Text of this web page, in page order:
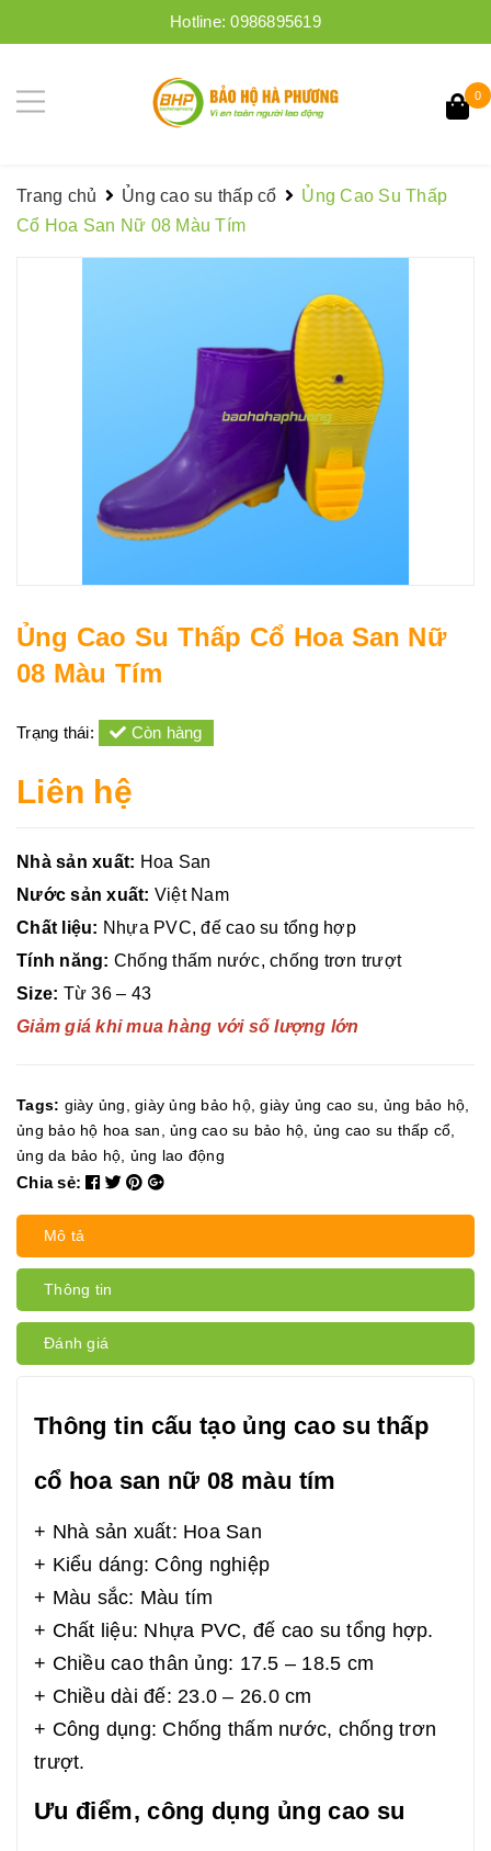
Hotline:0986895619
0
Trang chủ Ủng cao su thấp cổ
Ủng Cao Su Thấp
Cổ Hoa San Nữ 08 Màu Tím
Ủng Cao Su Thấp Cổ Hoa San Nữ
08 Màu Tím
Trạng thái: Còn hàng
Liên hệ
Nhà sản xuất: Hoa San
Nước sản xuất: Việt Nam
Chất liệu: Nhựa PVC, đế cao su tổng hợp
Tính năng: Chống thấm nước, chống trơn trượt
Size: Từ 36 – 43
Giảm giá khi mua hàng với số lượng lớn
Tags: giày ủng giày ủng bảo hộ,giày ủng cao su ủng bảo hộ
ủng bảo hộ hoa san
ủng cao su bảo hộ ủng cao su thấp cổ
ủng da bảo hộ ủng lao động
Chia sẻ:
Mô tả
Thông tin
Đánh giá
Thông tin cấu tạo ủng cao su thấp
cổ hoa san nữ 08 màu tím
+ Nhà sản xuất: Hoa San
+ Kiểu dáng: Công nghiệp
+ Màu sắc: Màu tím
+ Chất liệu: Nhựa PVC, đế cao su tổng hợp.
+ Chiều cao thân ủng: 17.5 – 18.5 cm
+ Chiều dài đế: 23.0 – 26.0 cm
+ Công dụng: Chống thấm nước, chống trơn
trượt.
Ưu điểm, công dụng ủng cao su